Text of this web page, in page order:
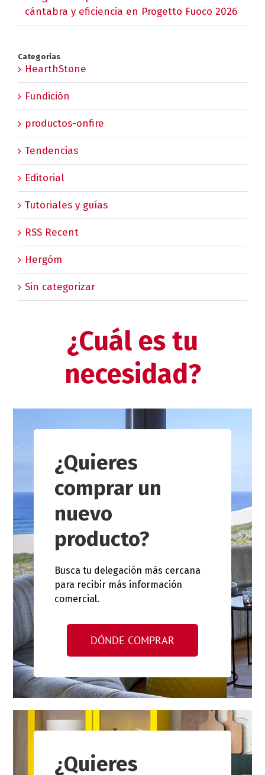
cántabra y eficiencia en Progetto Fuoco 2026
Categorías
HearthStone
Fundición
productos-onfire
Tendencias
Editorial
Tutoriales y guías
RSS Recent
Hergóm
Sin categorizar
¿Cuál es tu
necesidad?
¿Quieres
comprar un
nuevo
producto?
Busca tu delegación más cercana
para recibir más información
comercial.
DÓNDE COMPRAR
¿Quieres